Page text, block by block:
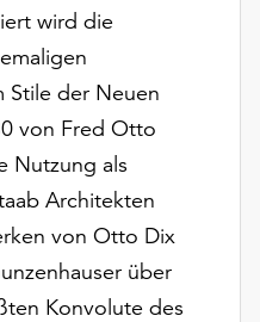
wird die
Stile der Neuen
von Fred Otto
Nutzung als
Architekten
von Otto Dix
über
Konvolute des